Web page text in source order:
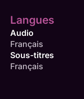
Langues
Audio
Français
Sous-titres
Français